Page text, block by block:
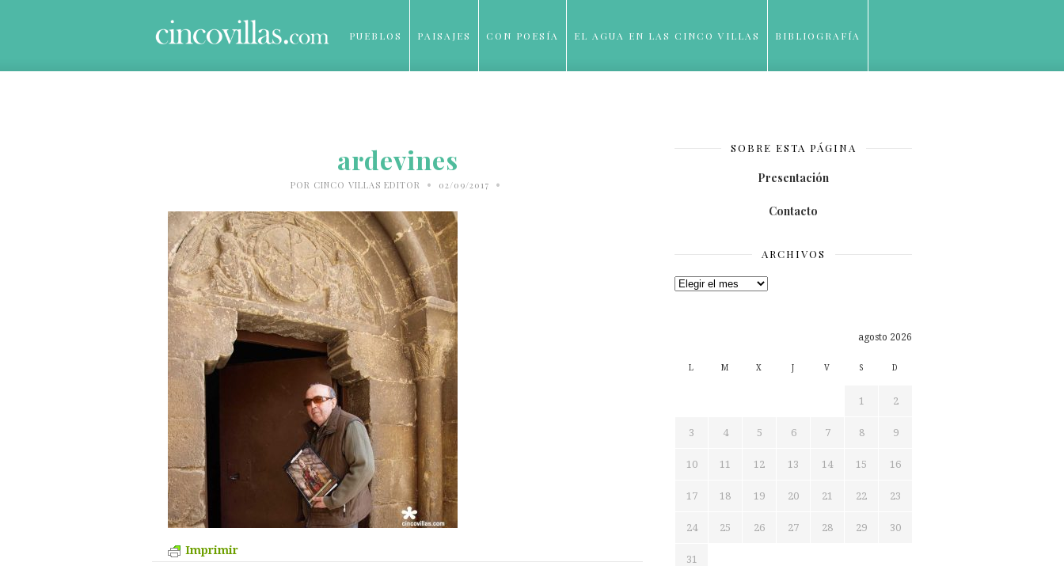
PUEBLOS PAISAJES CON POESÍA EL AGUA EN LAS CINCO VILLAS BIBLIOGRAFÍA
ardevines
POR CINCO VILLAS EDITOR • 02/09/2017 •
Imprimir
SOBRE ESTA PÁGINA
Presentación
Contacto
ARCHIVOS
Archivos
agosto 2026
L M X J V S D
1 2
3 4 5 6 7 8 9
10 11 12 13 14 15 16
17 18 19 20 21 22 23
24 25 26 27 28 29 30
31